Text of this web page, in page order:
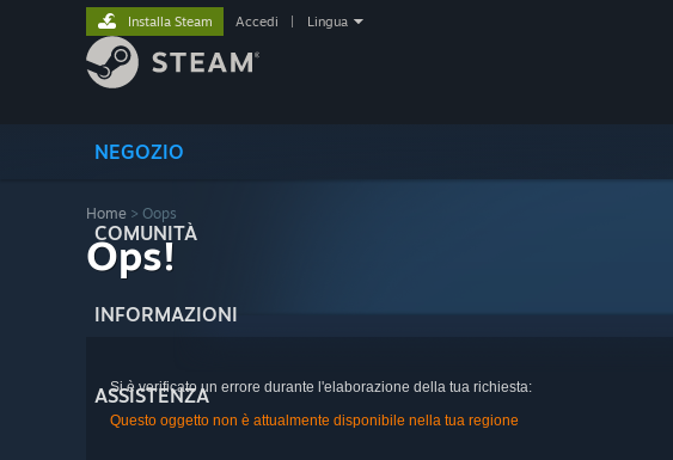
NEGOZIO
COMUNITÀ
INFORMAZIONI
ASSISTENZA
Installa Steam Accedi Lingua
Home > Oops
Ops!
Si è verificato un errore durante l'elaborazione della tua richiesta:
Questo oggetto non è attualmente disponibile nella tua regione